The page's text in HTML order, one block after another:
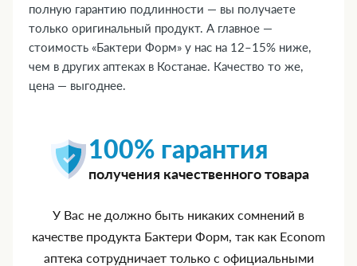
полную гарантию подлинности — вы получаете
только оригинальный продукт. А главное —
стоимость «Бактери Форм» у нас на 12–15% ниже,
чем в других аптеках в Костанае. Качество то же,
цена — выгоднее.
100% гарантия
получения качественного товара
У Вас не должно быть никаких сомнений в
качестве продукта Бактери Форм, так как Econom
аптека сотрудничает только с официальными